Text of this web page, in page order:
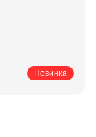
Новинка